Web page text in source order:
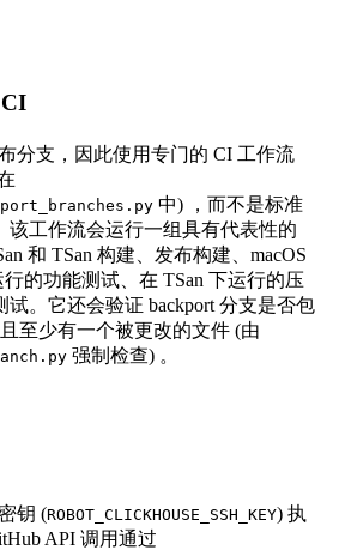
分支，因此使用专门的 CI 工作流
中) ，而不是标准
该工作流会运行一组具有代表性的
和 TSan 构建、发布构建、macOS
的功能测试、在 TSan 下运行的压
试。它还会验证 backport 分支是否包
至少有一个被更改的文件 (由
强制检查) 。
钥 (ROBOT_CLICKHOUSE_SSH_KEY) 执
API 调用通过